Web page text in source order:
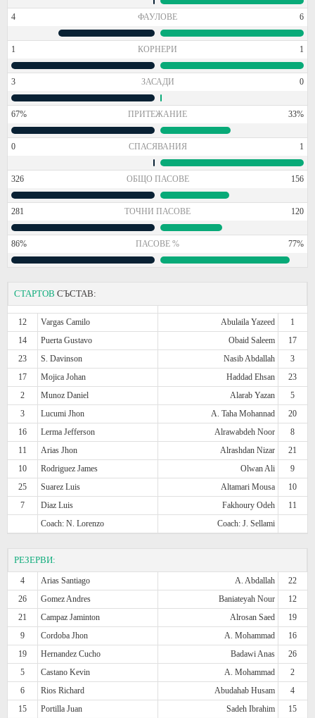
4 ФАУЛОВЕ 6
1 КОРНЕРИ 1
3 ЗАСАДИ 0
67% ПРИТЕЖАНИЕ 33%
0 СПАСЯВАНИЯ 1
326 ОБЩО ПАСОВЕ 156
281 ТОЧНИ ПАСОВЕ 120
86% ПАСОВЕ % 77%
СТАРТОВ СЪСТАВ:
12 Vargas Camilo Abulaila Yazeed
1
14
Puerta Gustavo Obaid Saleem
17
23
S. Davinson Nasib Abdallah
3
17
Mojica Johan Haddad Ehsan
23
2
Munoz Daniel Alarab Yazan
5
3
Lucumi Jhon A. Taha Mohannad
20
16
Lerma Jefferson Alrawabdeh Noor
8
11
Arias Jhon Alrashdan Nizar
21
10
Rodriguez James Olwan Ali
9
25
Suarez Luis Altamari Mousa
10
7
Diaz Luis Fakhoury Odeh
11
Coach: N. Lorenzo
Coach: J. Sellami
РЕЗЕРВИ:
4 Arias Santiago A. Abdallah
22
26
Gomez Andres Baniateyah Nour
12
21
Campaz Jaminton Alrosan Saed
19
9
Cordoba Jhon A. Mohammad
16
19
Hernandez Cucho Badawi Anas
26
5
Castano Kevin A. Mohammad
2
6
Rios Richard Abudahab Husam
4
15
Portilla Juan Sadeh Ibrahim
15